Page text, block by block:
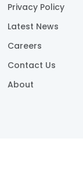
Privacy Policy
Latest News
Careers
Contact Us
About